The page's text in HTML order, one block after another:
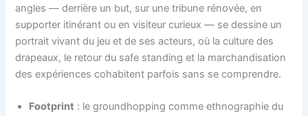
angles — derrière un but, sur une tribune rénovée, en
supporter itinérant ou en visiteur curieux — se dessine un
portrait vivant du jeu et de ses acteurs, où la culture des
drapeaux, le retour du safe standing et la marchandisation
des expériences cohabitent parfois sans se comprendre.
Footprint : le groundhopping comme ethnographie du